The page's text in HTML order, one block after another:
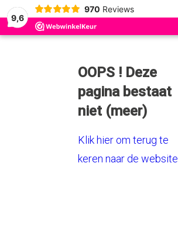
9,6
970 Reviews
OOPS ! Deze
pagina bestaat
niet (meer)
Klik hier om terug te
keren naar de website